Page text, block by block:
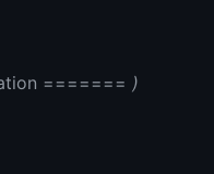
======= )